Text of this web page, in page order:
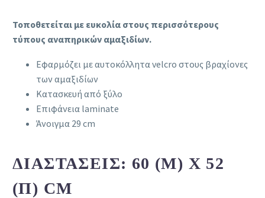
Τοποθετείται με ευκολία στους περισσότερους
τύπους αναπηρικών αμαξιδίων.
Εφαρμόζει με αυτοκόλλητα velcro στους βραχίονες
των αμαξιδίων
Κατασκευή από ξύλο
Επιφάνεια laminate
Άνοιγμα 29 cm
ΔΙΑΣΤΆΣΕΙΣ: 60 (Μ) X 52
(Π) CM